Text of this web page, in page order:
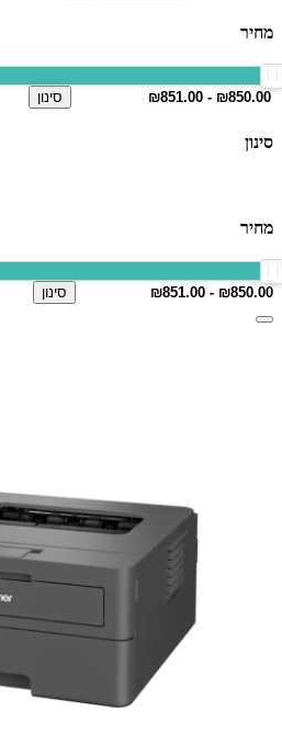
מחיר
סינון
סינון
מחיר
סינון